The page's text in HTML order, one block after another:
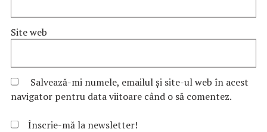
Site web
Salvează-mi numele, emailul și site-ul web în acest
navigator pentru data viitoare când o să comentez.
Înscrie-mă la newsletter!